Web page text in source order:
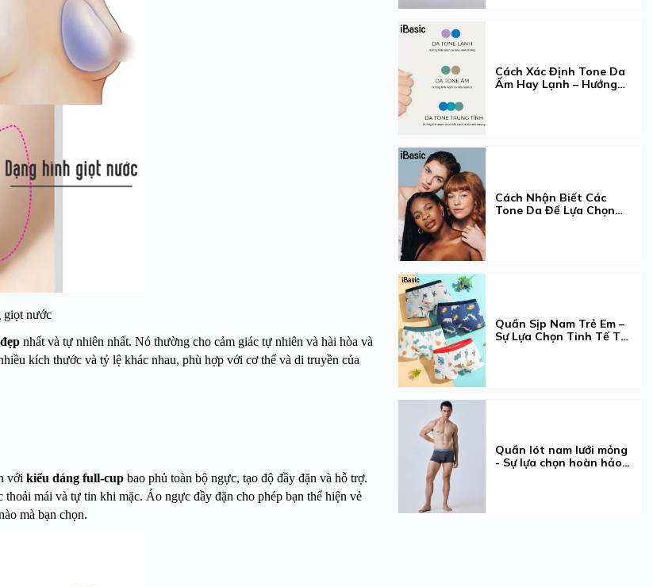
giọt nước
nhất và tự nhiên nhất. Nó thường cho cảm giác tự nhiên và hài hòa và
kích thước và tỷ lệ khác nhau, phù hợp với cơ thể và di truyền của
với kiểu dáng full-cup bao phủ toàn bộ ngực, tạo độ đầy đặn và hỗ trợ.
mái và tự tin khi mặc. Áo ngực đầy đặn cho phép bạn thể hiện vẻ
mà bạn chọn.
Cách Xác Định Tone Da
Ấm Hay Lạnh – Hướng
Cách Nhận Biết Các
Tone Da Để Lựa Chọn
Quần Sịp Nam Trẻ Em –
Sự Lựa Chọn Tinh Tế Từ
Quần lót nam lưới mỏng
- Sự lựa chọn hoàn hảo